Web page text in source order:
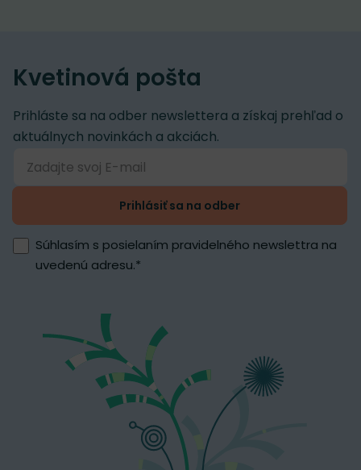
Kvetinová pošta
Prihláste sa na odber newslettera a získaj prehľad o
aktuálnych novinkách a akciách.
Prihlásiť sa na odber
Súhlasím s posielaním pravidelného newslettra na
uvedenú adresu.*